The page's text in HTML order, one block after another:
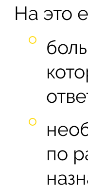
На это
по